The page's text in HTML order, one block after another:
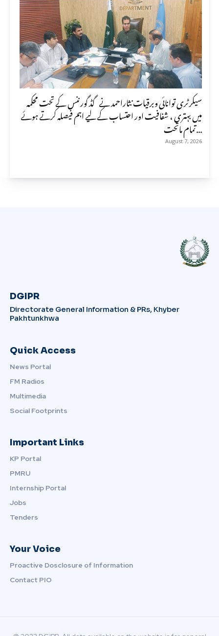
سیکرٹری توانائی وبرقیات نثاراحمد نے گڈ گورننس کے تحت محکمہ
میں بہتری ، شفافیت اور احتساب کے لیے اہم فیصلہ کرتے ہوئے
تمام ماتحت...
August 7, 2026
DGIPR
Directorate General Information & PRs, Khyber
Pakhtunkhwa
Quick Access
News Portal
FM Radios
Multimedia
Social Footprints
Important Links
KP Portal
PMRU
Internship Portal
Jobs
Tenders
Your Voice
Proactive Dosclosure of Information
Contact PIO